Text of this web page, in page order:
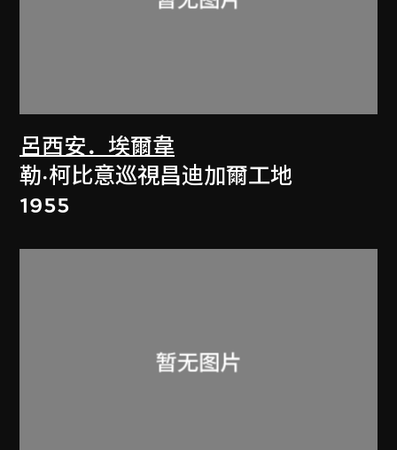
呂西安．埃爾韋
勒·柯比意巡視昌迪加爾工地
1955